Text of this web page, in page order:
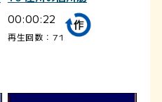
00:00:22
再生回数：71